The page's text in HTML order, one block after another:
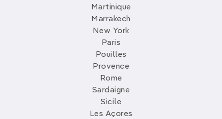
Martinique
Marrakech
New York
Paris
Pouilles
Provence
Rome
Sardaigne
Sicile
Les Açores